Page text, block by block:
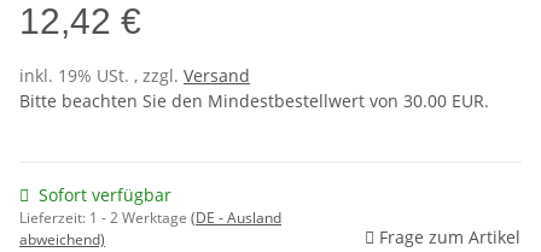
12,42 €
inkl. 19% USt. , zzgl. Versand
Bitte beachten Sie den Mindestbestellwert von 30.00 EUR.
Sofort verfügbar
Lieferzeit: 1 - 2 Werktage (DE - Ausland
abweichend)
Frage zum Artikel